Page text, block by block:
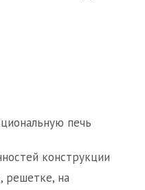
печь
конструкции
решетке, на